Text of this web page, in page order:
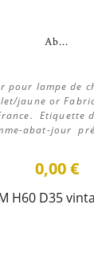
Ab...
pour lampe de
jaune or
Etiquette
abat-jour
0,00 €